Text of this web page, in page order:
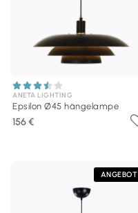
ANETA LIGHTING
Epsilon Ø45 hängelampe
156 €
ANGEBOT